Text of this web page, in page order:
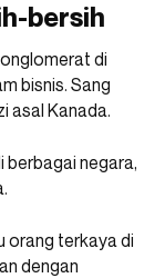
bersih
di
bisnis. Sang
asal Kanada.
berbagai negara,
orang terkaya di
dengan